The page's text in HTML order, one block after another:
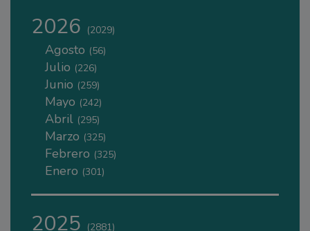
2026 (2029)
Agosto (56)
Julio (226)
Junio (259)
Mayo (242)
Abril (295)
Marzo (325)
Febrero (325)
Enero (301)
2025 (2881)